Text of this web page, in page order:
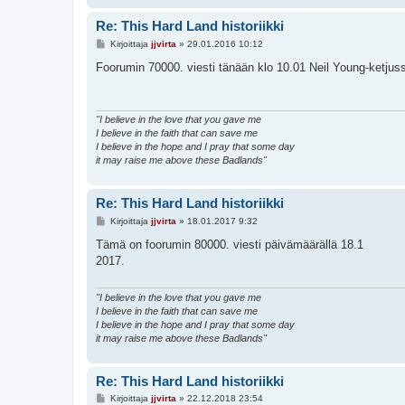
Re: This Hard Land historiikki
V
e
Kirjoittaja jjvirta » 29.01.2016 10:12
Foorumin 70000. viesti tänään klo 10.01 Neil Young-
"I believe in the love that you gave me
I believe in the faith that can save me
I believe in the hope and I pray that some day
it may raise me above these Badlands"
Re: This Hard Land historiikki
V
e
t
Kirjoittaja jjvirta » 18.01.2017 9:32
Tämä on foorumin 80000. viesti päivämäärällä 18.1
2017.
"I believe in the love that you gave me
I believe in the faith that can save me
I believe in the hope and I pray that some day
it may raise me above these Badlands"
Re: This Hard Land historiikki
VKirjoittaja jjvirta » 22.12.2018 23:54